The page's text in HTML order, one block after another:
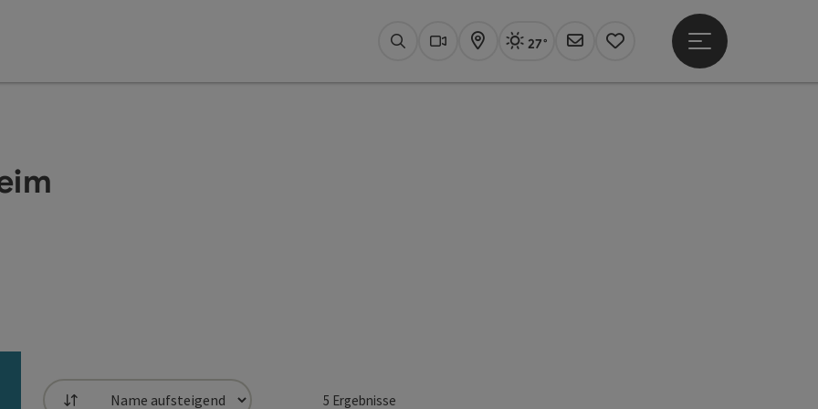
SuchenWebcams
KarteAktuelles Wetter Linz, sonnig
27°
Newsletter
Merkzettel
Hauptmenü öffnen
5 Ergebnisse